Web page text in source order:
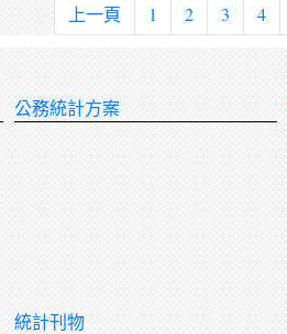
上一頁 1 2 3 4
公務統計方案
統計刊物